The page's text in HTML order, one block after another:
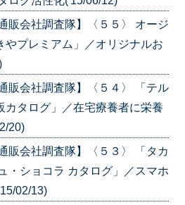
販会社調査隊】〈５５〉 オージ
やプレミアム」／オリジナルお
販会社調査隊】〈５４〉 「テル
カタログ」／在宅療養者に栄養
20)
販会社調査隊】〈５３〉 「タカ
・ショコラ カタログ」／スマホ
02/13)